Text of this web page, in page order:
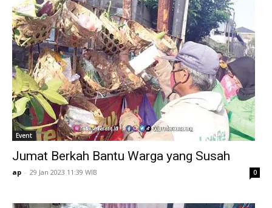
Event
Jumat Berkah Bantu Warga yang Susah
ap - 29 Jan 2023 11:39 WIB 0